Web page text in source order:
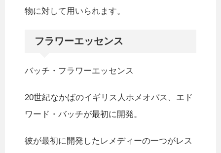
物に対して用いられます。
フラワーエッセンス
バッチ・フラワーエッセンス
20世紀なかばのイギリス人ホメオパス、エド
ワード・バッチが最初に開発。
彼が最初に開発したレメディーの一つがレス